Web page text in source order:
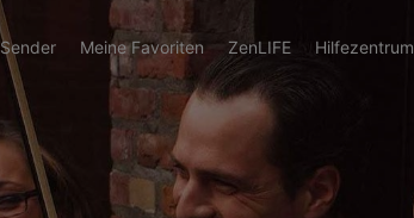
Sender Meine Favoriten ZenLIFE Hilfezentrum